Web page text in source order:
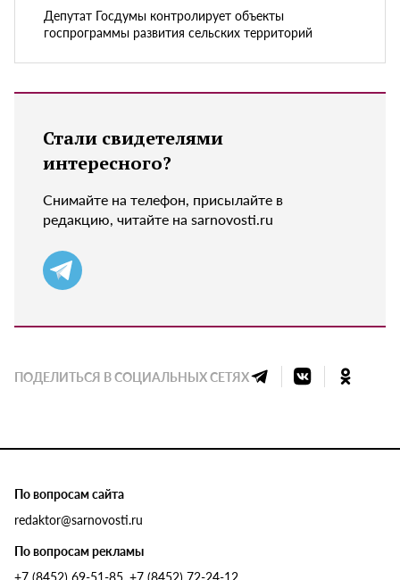
Депутат Госдумы контролирует объекты
госпрограммы развития сельских территорий
Стали свидетелями
интересного?
Снимайте на телефон, присылайте в
редакцию, читайте на sarnovosti.ru
ПОДЕЛИТЬСЯ В СОЦИАЛЬНЫХ СЕТЯХ
По вопросам сайта
redaktor@sarnovosti.ru
По вопросам рекламы
+7 (8452) 69-51-85, +7 (8452) 72-24-12